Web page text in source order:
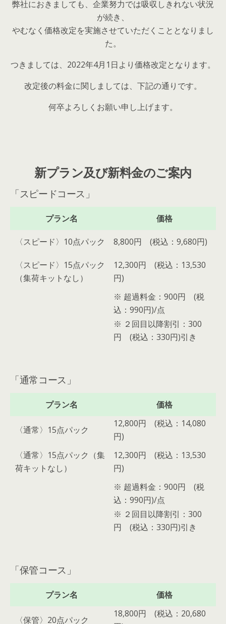
弊社におきましても、企業努力では吸収しきれない状況
が続き、
やむなく価格改定を実施させていただくこととなりまし
た。
つきましては、2022年4月1日より価格改定となります。
改定後の料金に関しましては、下記の通りです。
何卒よろしくお願い申し上げます。
新プラン及び新料金のご案内
「スピードコース」
プラン名 価格
〈スピード〉10点パック 8,800円 (税込：9,680円)
〈スピード〉15点パック
（集荷キットなし）
12,300円 (税込：13,530
円)
※ 超過料金：900円 (税
込：990円)/点
※ ２回目以降割引：300
円 (税込：330円)引き
「通常コース」
プラン名 価格
〈通常〉15点パック
12,800円 (税込：14,080
円)
〈通常〉15点パック（集
荷キットなし）
12,300円 (税込：13,530
円)
※ 超過料金：900円 (税
込：990円)/点
※ ２回目以降割引：300
円 (税込：330円)引き
「保管コース」
プラン名 価格
〈保管〉20点パック
18,800円 (税込：20,680